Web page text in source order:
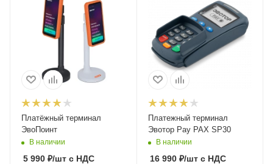
Платёжный терминал
ЭвоПоинт
В наличии
5 990 ₽/шт с НДС
Платежный терминал
Эвотор Pay PAX SP30
В наличии
16 990₽/штс НДС